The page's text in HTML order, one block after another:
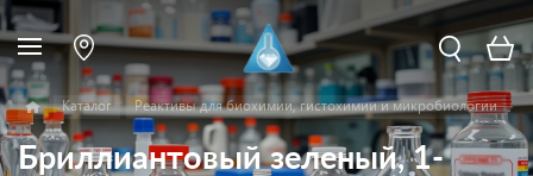
Каталог Реактивы для биохимии, гистохимии и микробиологии
Бриллиантовый зеленый, 1-